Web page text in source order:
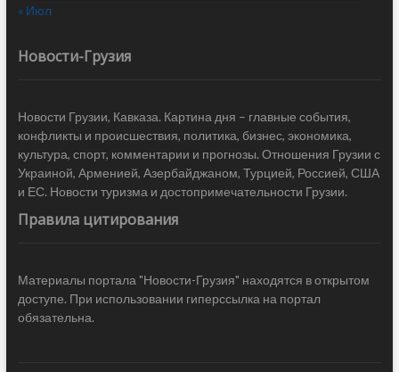
« Июл
Новости-Грузия
Новости Грузии, Кавказа. Картина дня – главные события,
конфликты и происшествия, политика, бизнес, экономика,
культура, спорт, комментарии и прогнозы. Отношения Грузии с
Украиной, Арменией, Азербайджаном, Турцией, Россией, США
и ЕС. Новости туризма и достопримечательности Грузии.
Правила цитирования
Материалы портала "Новости-Грузия" находятся в открытом
доступе. При использовании гиперссылка на портал
обязательна.